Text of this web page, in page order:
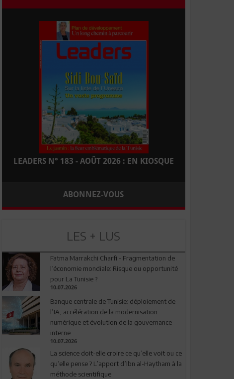
LEADERS N° 183 - AOÛT 2026 : EN KIOSQUE
ABONNEZ-VOUS
LES + LUS
Fatma Marrakchi Charfi - Fragmentation de
l’économie mondiale: Risque ou opportunité
pour La Tunisie ?
10.07.2026
Banque centrale de Tunisie: déploiement de
l’IA, accélération de la modernisation
numérique et évolution de la gouvernance
interne
10.07.2026
La science doit-elle croire ce qu’elle voit ou ce
qu’elle pense ? L’apport d’Ibn al-Haytham à la
méthode scientifique